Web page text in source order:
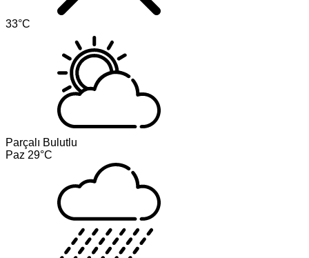
33°C
Parçalı Bulutlu
Paz 29°C